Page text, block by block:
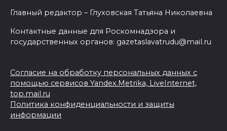
Главный редактор – Глуховская Татьяна Николаевна
Контактные данные для Роскомнадзора и
государственных органов: gazetaslavatrudu@mail.ru
Согласие на обработку персональных данных с
помощью сервисов Yandex.Metrika, LiveInternet,
top.mail.ru
Политика конфиденциальности и защиты
информации